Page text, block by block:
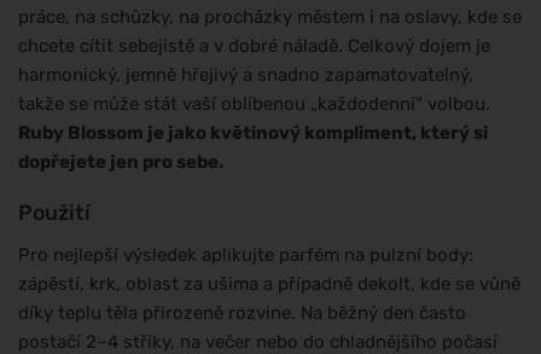
práce, na schůzky, na procházky městem i na oslavy, kde se
chcete cítit sebejistě a v dobré náladě. Celkový dojem je
harmonický, jemně hřejivý a snadno zapamatovatelný,
takže se může stát vaší oblíbenou „každodenní“ volbou.
Ruby Blossom je jako květinový kompliment, který si
dopřejete jen pro sebe.
Použití
Pro nejlepší výsledek aplikujte parfém na pulzní body:
zápěstí, krk, oblast za ušima a případně dekolt, kde se vůně
díky teplu těla přirozeně rozvine. Na běžný den často
postačí 2–4 střiky, na večer nebo do chladnějšího počasí